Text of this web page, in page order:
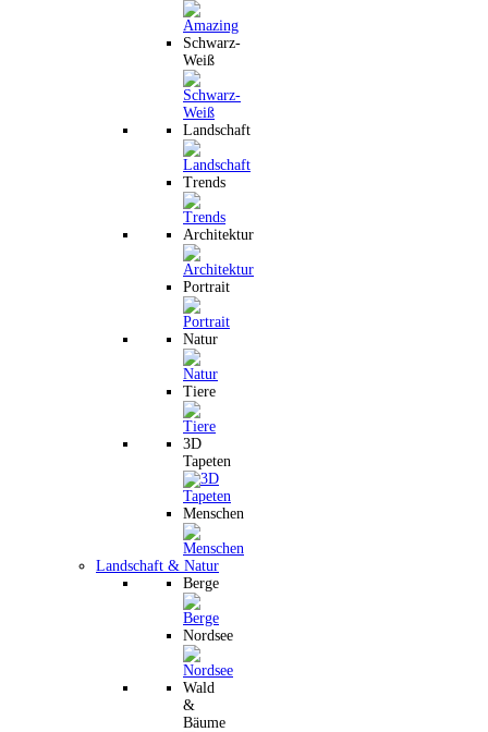
Schwarz-
Weiß
Landschaft
Trends
Architektur
Portrait
Natur
Tiere
3D
Tapeten
Menschen
Landschaft & Natur
Berge
Nordsee
Wald
&
Bäume